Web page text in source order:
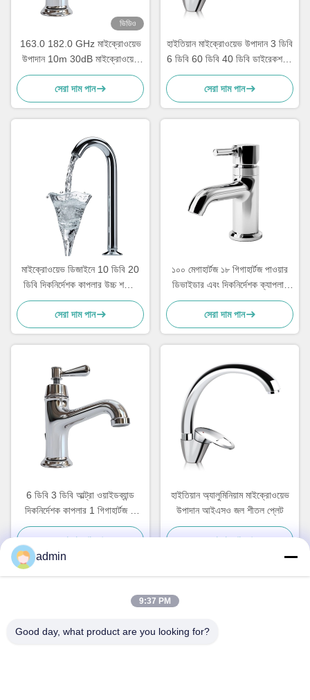
ভিডিও
163.0 182.0 GHz মাইক্রোওয়েভ
উপাদান 10m 30dB মাইক্রোওয়েভ
পাওয়ার বিভাজক স্প্লিটার সংযোজক
সেরা দাম পান
হাইতিয়ান মাইক্রোওয়েভ উপাদান 3 ডিবি
6 ডিবি 60 ডিবি 40 ডিবি ডাইরেকশনাল
কাপলার 40 গিগাহার্টজ 50 গিগাহার্টজ
সেরা দাম পান
মাইক্রোওয়েভ ডিজাইনে 10 ডিবি 20
ডিবি দিকনির্দেশক কাপলার উচ্চ শক্তি
নিম্ন পাস
সেরা দাম পান
১০০ মেগাহার্টজ ১৮ গিগাহার্টজ পাওয়ার
ডিভাইডার এবং দিকনির্দেশক ক্যাপলার
ওয়েভগাইড উচ্চ ক্ষমতা হারমোনিক ওয়েভ
ফিল্টার
সেরা দাম পান
6 ডিবি 3 ডিবি আল্ট্রা ওয়াইডব্যান্ড
দিকনির্দেশক কাপলার 1 গিগাহার্টজ 3
গিগাহার্টজ 2 6 গিগাহার্টজ 18 গিগাহার্টজ
280x187x40 মিমি
সেরা দাম পান
হাইতিয়ান অ্যালুমিনিয়াম মাইক্রোওয়েভ
উপাদান আইএসও জল শীতল প্লেট
সেরা দাম পান
admin
9:37 PM
Good day, what product are you looking for?